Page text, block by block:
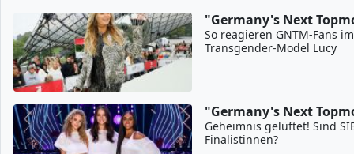
"Germany's Next
So reagieren GNTM-Fans
Transgender-Model Lucy
"Germany's Next
Geheimnis gelüftet! Sind
Finalistinnen?